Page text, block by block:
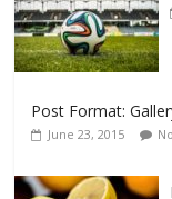
Post Format:
June 23, 2015